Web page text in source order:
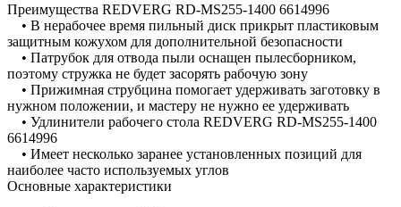
Преимущества REDVERG RD-MS255-1400 6614996
• В нерабочее время пильный диск прикрыт пластиковым
защитным кожухом для дополнительной безопасности
• Патрубок для отвода пыли оснащен пылесборником,
поэтому стружка не будет засорять рабочую зону
• Прижимная струбцина помогает удерживать заготовку в
нужном положении, и мастеру не нужно ее удерживать
• Удлинители рабочего стола REDVERG RD-MS255-1400
6614996
• Имеет несколько заранее установленных позиций для
наиболее часто используемых углов
Основные характеристики